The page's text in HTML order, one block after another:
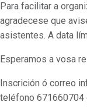
Para facilitar a
agradecese que
asistentes. A data
Esperamos a vosa
Inscrición ó correo
teléfono 671660704